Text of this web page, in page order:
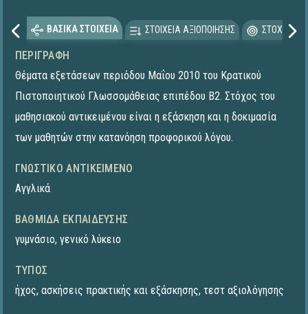
ΒΑΣΙΚΑ ΣΤΟΙΧΕΙΑ ΣΤΟΙΧΕΙΑ ΑΞΙΟΠΟΙΗΣΗΣ
ΠΕΡΙΓΡΑΦΉ
Θέματα εξετάσεων περιόδου Mαΐου 2010 του Κρατικού
Πιστοποιητικού Γλωσσομάθειας επιπέδου Β2. Στόχος του
μαθησιακού αντικειμένου είναι η εξάσκηση και η δοκιμασία
των μαθητών στην κατανόηση προφορικού λόγου.
ΓΝΩΣΤΙΚΌ ΑΝΤΙΚΕΊΜΕΝΟ
Αγγλικά
ΒΑΘΜΊΔΑ ΕΚΠΑΊΔΕΥΣΗΣ
γυμνάσιο, γενικό λύκειο
ΤΎΠΟΣ
ήχος, ασκήσεις πρακτικής και εξάσκησης, τεστ αξιολόγησης